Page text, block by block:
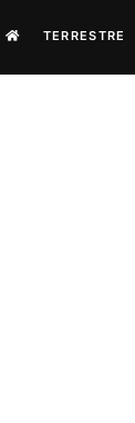
TERRESTRE